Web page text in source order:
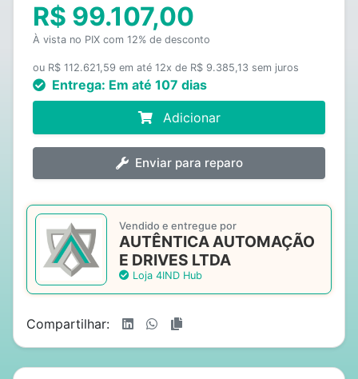
R$ 99.107,00
À vista no PIX com 12% de desconto
ou R$ 112.621,59 em até 12x de R$ 9.385,13 sem juros
Entrega: Em até 107 dias
Adicionar
Enviar para reparo
Vendido e entregue por
AUTÊNTICA AUTOMAÇÃO
E DRIVES LTDA
Loja 4IND Hub
Compartilhar: